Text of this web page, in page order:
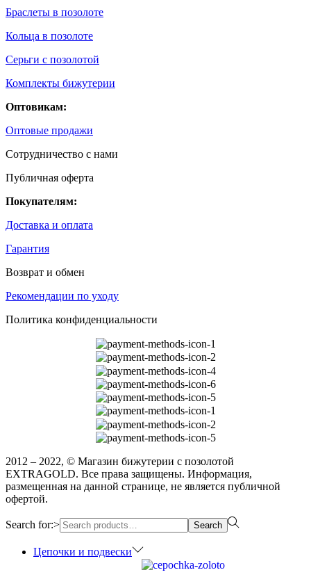
Браслеты в позолоте
Кольца в позолоте
Серьги с позолотой
Комплекты бижутерии
Оптовикам:
Оптовые продажи
Сотрудничество с нами
Публичная оферта
Покупателям:
Доставка и оплата
Гарантия
Возврат и обмен
Рекомендации по уходу
Политика конфиденциальности
2012 – 2022, © Магазин бижутерии с позолотой
EXTRAGOLD. Все права защищены. Информация,
размещенная на данной странице, не является публичной
офертой.
Search for:> Search
Цепочки и подвески